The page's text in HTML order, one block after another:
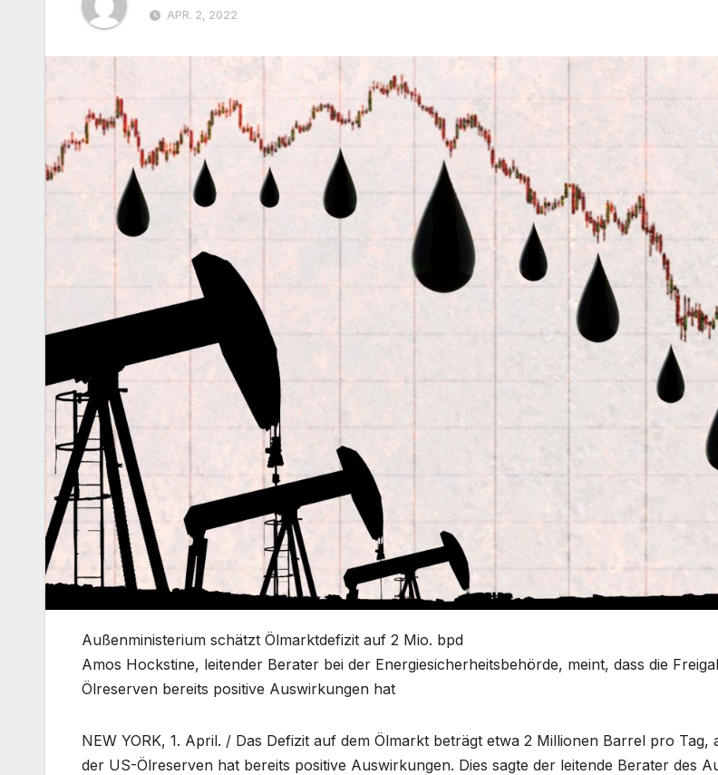
APR. 2, 2022
Außenministerium schätzt Ölmarktdefizit auf 2 Mio. bpd
Amos Hockstine, leitender Berater bei der Energiesicherheitsbehörde, meint, dass die
Ölreserven bereits positive Auswirkungen hat
NEW YORK, 1. April. / Das Defizit auf dem Ölmarkt beträgt etwa 2 Millionen Barrel pro Tag,
der US-Ölreserven hat bereits positive Auswirkungen. Dies sagte der leitende Berater des